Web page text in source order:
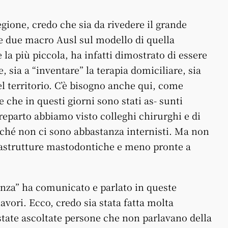
credo che sia da rivedere il grande
macro Ausl sul modello di quella
la più piccola, ha infatti dimostrato di essere
sia a “inventare” la terapia domiciliare, sia
territorio. C’è bisogno anche qui, come
in questi giorni sono stati as- sunti
abbiamo visto colleghi chirurghi e di
non ci sono abbastanza internisti. Ma non
mastodontiche e meno pronte a
ha comunicato e parlato in queste
Ecco, credo sia stata fatta molta
ascoltate persone che non parlavano della